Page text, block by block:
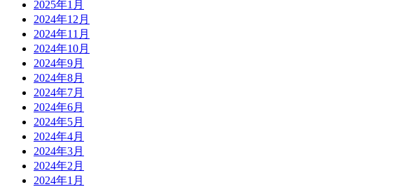
2025年1月
2024年12月
2024年11月
2024年10月
2024年9月
2024年8月
2024年7月
2024年6月
2024年5月
2024年4月
2024年3月
2024年2月
2024年1月